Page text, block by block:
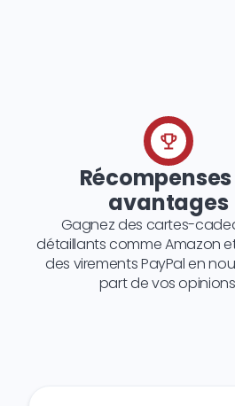
avantages
Gagnez des cartes-
détaillants comme Amazon
des virements PayPal en
part de vos